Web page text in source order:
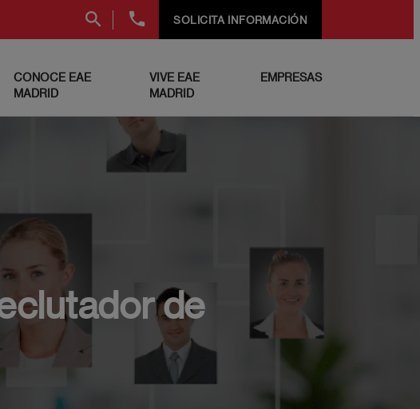
+34
91
SOLICITA INFORMACIÓN
CONOCE EAE
MADRID
VIVE EAE
MADRID
EMPRESAS
de